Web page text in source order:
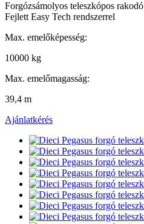
Forgózsámolyos teleszkópos rakodó
Fejlett Easy Tech rendszerrel
Max. emelőképesség:
10000 kg
Max. emelőmagasság:
39,4 m
Ajánlatkérés